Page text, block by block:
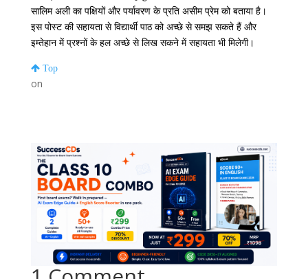
सालिम अली का पक्षियों और पर्यावरण के प्रति असीम प्रेम को बताया है।
इस पोस्ट की सहायता से विद्यार्थी पाठ को अच्छे से समझ सकते हैं और
इम्तेहान में प्रश्नों के हल अच्छे से लिख सकने में सहायता भी मिलेगी।
Top
on